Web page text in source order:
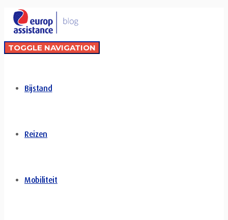
TOGGLE NAVIGATION
Bijstand
Reizen
Mobiliteit